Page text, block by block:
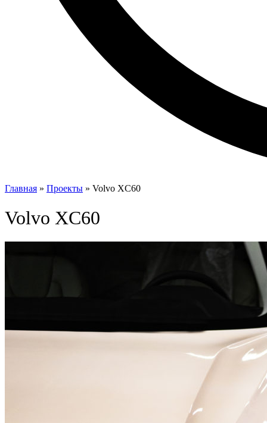
Главная » Проекты » Volvo XC60
Volvo XC60